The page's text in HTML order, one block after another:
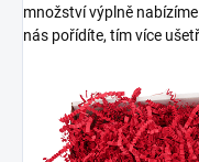
množství výplně
nás pořídíte, tím více